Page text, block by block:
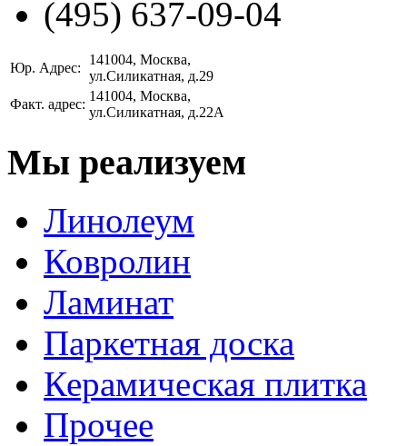
(495) 637-09-04
Юр. Адрес:
141004, Москва,
ул.Силикатная, д.29
Факт. адрес:
141004, Москва,
ул.Силикатная, д.22А
Мы реализуем
Линолеум
Ковролин
Ламинат
Паркетная доска
Керамическая плитка
Прочее